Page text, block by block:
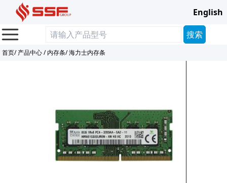
English
首页/产品中心/内存条/海力士内存条